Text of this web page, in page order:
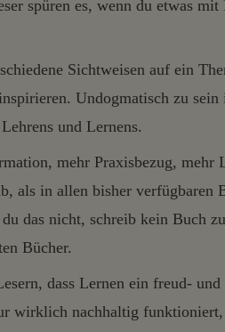
spüren es, wenn du etwas
Sichtweisen auf ein
Undogmatisch zu
und Lernens.
mehr Praxisbezug, mehr
als in allen bisher verfügbaren
das nicht, schreib kein Buch
Bücher.
dass Lernen ein freud-
wirklich nachhaltig